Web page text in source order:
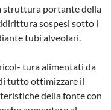
strut­tura portante della
sospesi sotto i
tu­bi alveolari.
tura alimentati da
tutto ottimizzare il
della fonte con